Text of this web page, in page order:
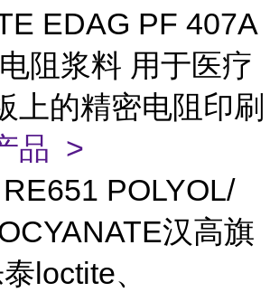
EDAG PF 407A
阻浆料 用于医疗
上的精密电阻印刷
品 >
POLYOL/
汉高旗
loctite、